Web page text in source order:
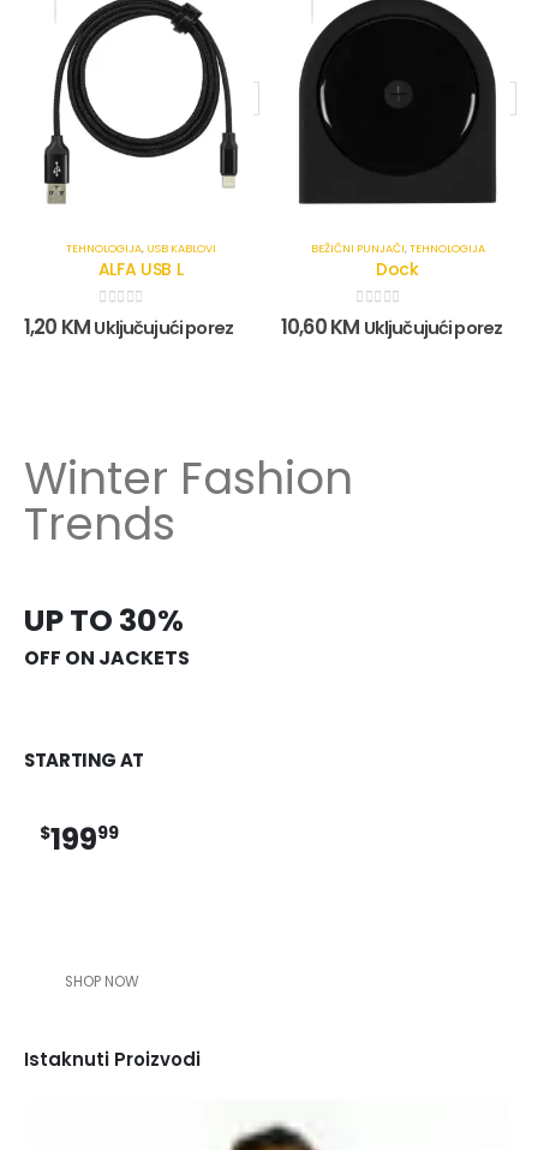
TEHNOLOGIJA, USB KABLOVI
ALFA USB L
0out of 5
1,20 KM Uključujući porez
BEŽIČNI PUNJAČI,TEHNOLOGIJA
Dock
0 out of 5
10,60KM Uključujući porez
Winter Fashion
Trends
UP TO 30%
OFF ON JACKETS
STARTING AT
$19999
SHOP NOW
Istaknuti Proizvodi